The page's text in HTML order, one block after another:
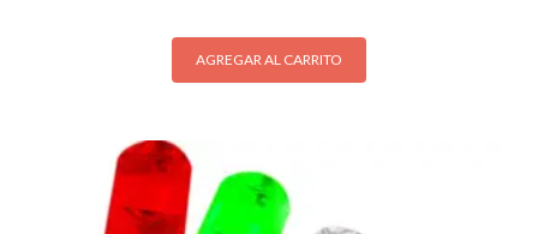
AGREGAR AL CARRITO